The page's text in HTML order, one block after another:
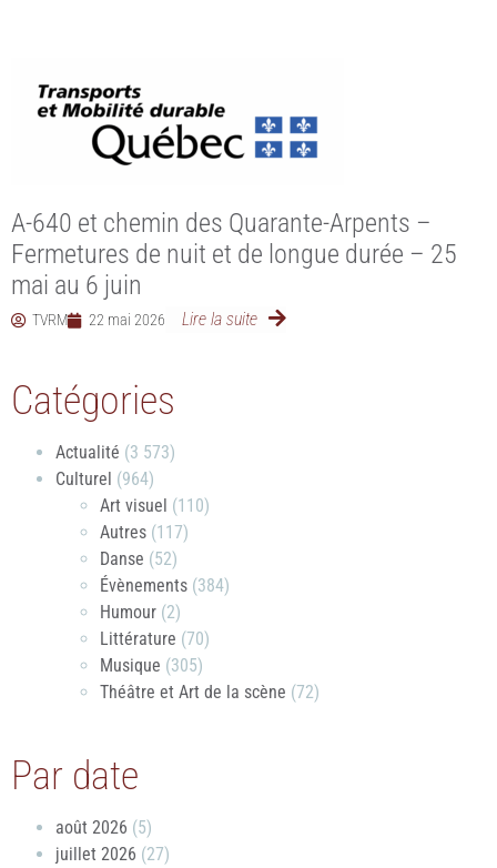
A-640 et chemin des Quarante-Arpents –
Fermetures de nuit et de longue durée – 25
mai au 6 juin
TVRM 22 mai 2026 Lire la suite
Catégories
Actualité (3 573)
Culturel (964)
Art visuel (110)
Autres (117)
Danse (52)
Évènements (384)
Humour (2)
Littérature (70)
Musique (305)
Théâtre et Art de la scène (72)
Par date
août 2026 (5)
juillet 2026 (27)